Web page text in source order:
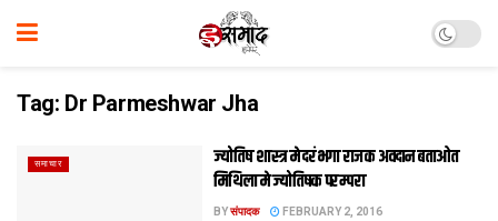
Tag: Dr Parmeshwar Jha
समाचार
ज्योतिष शास्त्र मे दरंभगा राजक अवदान बताओत
मिथि‍ला मे ज्योतिषक परम्परा
BYसंपादक FEBRUARY 2, 2016